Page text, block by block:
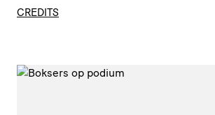
CREDITS